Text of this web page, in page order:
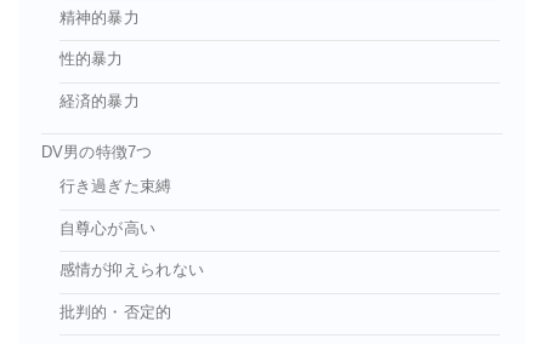
精神的暴力
性的暴力
経済的暴力
DV男の特徴7つ
行き過ぎた束縛
自尊心が高い
感情が抑えられない
批判的・否定的